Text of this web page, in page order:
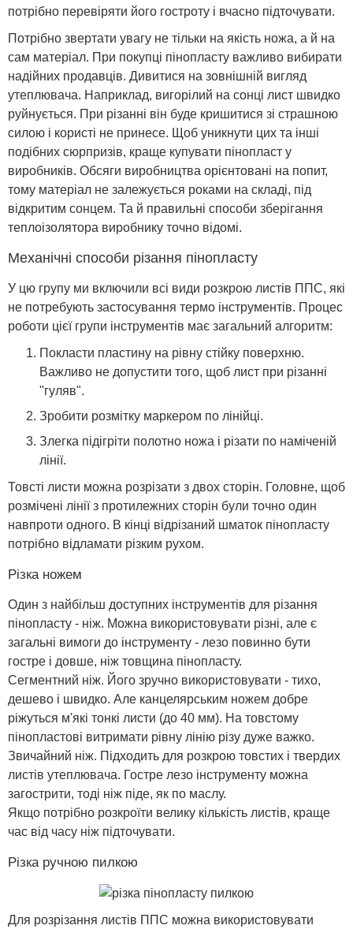
потрібно перевіряти його гостроту і вчасно підточувати.
Потрібно звертати увагу не тільки на якість ножа, а й на
сам матеріал. При покупці пінопласту важливо вибирати
надійних продавців. Дивитися на зовнішній вигляд
утеплювача. Наприклад, вигорілий на сонці лист швидко
руйнується. При різанні він буде кришитися зі страшною
силою і користі не принесе. Щоб уникнути цих та інші
подібних сюрпризів, краще купувати пінопласт у
виробників. Обсяги виробництва орієнтовані на попит,
тому матеріал не залежується роками на складі, під
відкритим сонцем. Та й правильні способи зберігання
теплоізолятора виробнику точно відомі.
Механічні способи різання пінопласту
У цю групу ми включили всі види розкрою листів ППС, які
не потребують застосування термо інструментів. Процес
роботи цієї групи інструментів має загальний алгоритм:
Покласти пластину на рівну стійку поверхню.
Важливо не допустити того, щоб лист при різанні
"гуляв".
Зробити розмітку маркером по лінійці.
Злегка підігріти полотно ножа і різати по наміченій
лінії.
Товсті листи можна розрізати з двох сторін. Головне, щоб
розмічені лінії з протилежних сторін були точно один
навпроти одного. В кінці відрізаний шматок пінопласту
потрібно відламати різким рухом.
Різка ножем
Один з найбільш доступних інструментів для різання
пінопласту - ніж. Можна використовувати різні, але є
загальні вимоги до інструменту - лезо повинно бути
гостре і довше, ніж товщина пінопласту.
Сегментний ніж. Його зручно використовувати - тихо,
дешево і швидко. Але канцелярським ножем добре
ріжуться м'які тонкі листи (до 40 мм). На товстому
пінопластові витримати рівну лінію різу дуже важко.
Звичайний ніж. Підходить для розкрою товстих і твердих
листів утеплювача. Гостре лезо інструменту можна
загострити, тоді ніж піде, як по маслу.
Якщо потрібно розкроїти велику кількість листів, краще
час від часу ніж підточувати.
Різка ручною пилкою
Для розрізання листів ППС можна використовувати